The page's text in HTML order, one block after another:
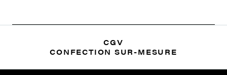
CGV
CONFECTION SUR-MESURE